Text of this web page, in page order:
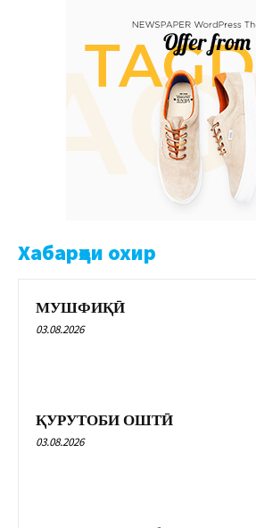
Хабарҳои охир
МУШФИҚӢ
03.08.2026
ҚУРУТОБИ ОШТӢ
03.08.2026